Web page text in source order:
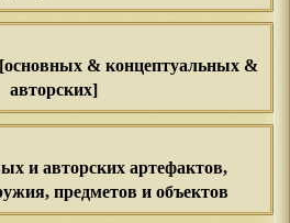
& концептуальных &
авторских]
и авторских артефактов,
предметов и объектов